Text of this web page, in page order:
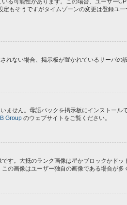
もそうですがタイムゾーンの変更は登録ユ
ない場合、掲示板が置かれているサーバ
ません。母語パックを掲示板にインストー
Group のウェブサイトをご覧ください。
す。大抵のランク画像は星かブロックかド
の画像はユーザー独自の画像である場合が多